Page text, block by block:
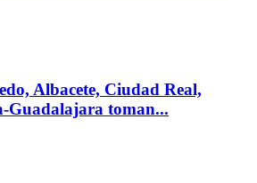
Albacete, Ciudad Real,
Guadalajara toman...